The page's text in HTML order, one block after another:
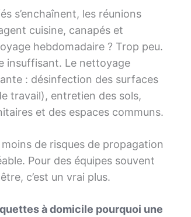
s’enchaînent, les réunions
cuisine, canapés et
hebdomadaire ? Trop peu.
insuffisant. Le nettoyage
: désinfection des surfaces
travail), entretien des sols,
et des espaces communs.
de risques de propagation
Pour des équipes souvent
c’est un vrai plus.
à domicile pourquoi une